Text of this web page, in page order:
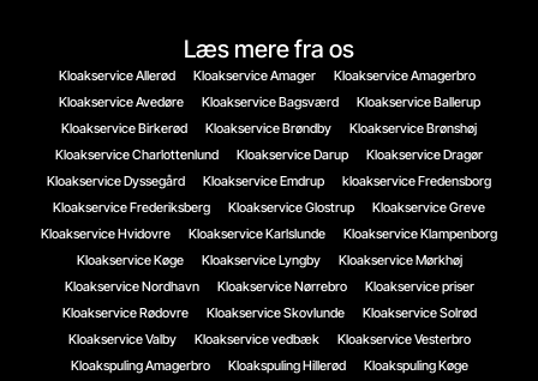
Læs mere fra os
Kloakservice Allerød Kloakservice Amager
Kloakservice Amagerbro
Kloakservice Avedøre
Kloakservice Bagsværd
Kloakservice Ballerup
Kloakservice Birkerød
Kloakservice Brøndby
Kloakservice Brønshøj
Kloakservice Charlottenlund
Kloakservice Darup
Kloakservice Dragør
Kloakservice Dyssegård
Kloakservice Emdrup
kloakservice Fredensborg
Kloakservice Frederiksberg
Kloakservice Glostrup
Kloakservice Greve
Kloakservice Hvidovre
Kloakservice Karlslunde
Kloakservice Klampenborg
Kloakservice Køge
Kloakservice Lyngby
Kloakservice Mørkhøj
Kloakservice Nordhavn
Kloakservice Nørrebro
Kloakservice priser
Kloakservice Rødovre
Kloakservice Skovlunde
Kloakservice Solrød
Kloakservice Valby
Kloakservice vedbæk
Kloakservice Vesterbro
Kloakspuling Amagerbro
Kloakspuling Hillerød
Kloakspuling Køge